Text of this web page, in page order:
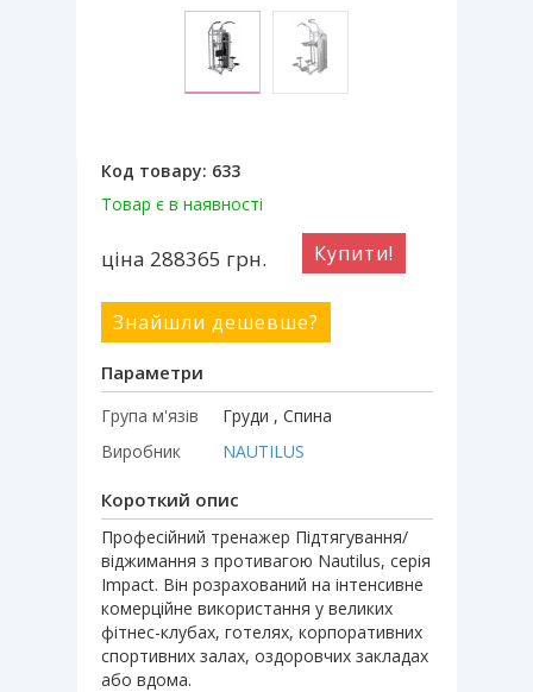
Код товару: 633
Товар є в наявності
ціна 288365 грн. Купити!
Знайшли дешевше?
Параметри
Група м'язів
Груди , Спина
Виробник
NAUTILUS
Короткий опис
Професійний тренажер Підтягування/
віджимання з противагою Nautilus, серія
Impact. Він розрахований на інтенсивне
комерційне використання у великих
фітнес-клубах, готелях, корпоративних
спортивних залах, оздоровчих закладах
або вдома.